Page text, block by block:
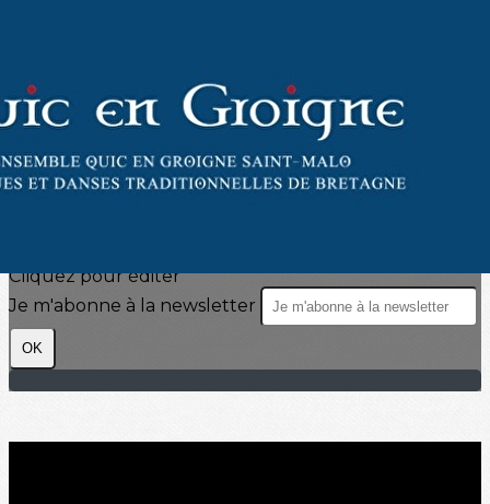
Menu
?>
Images de la page d'accueil
Cliquez pour éditer
Cliquez pour éditer
Je m'abonne à la newsletter
OK